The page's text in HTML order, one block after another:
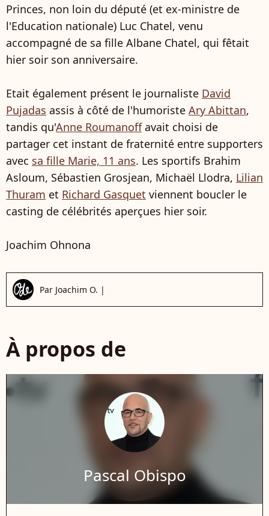
Princes, non loin du député (et ex-ministre de
l'Education nationale) Luc Chatel, venu
accompagné de sa fille Albane Chatel, qui fêtait
hier soir son anniversaire.
Etait également présent le journaliste David
Pujadas assis à côté de l'humoriste Ary Abittan,
tandis qu'Anne Roumanoffavait choisi de
partager cet instant de fraternité entre supporters
avec sa fille Marie, 11 ans. Les sportifs Brahim
Asloum, Sébastien Grosjean, Michaël Llodra, Lilian
Thuram et Richard Gasquet viennent boucler le
casting de célébrités aperçues hier soir.
Joachim Ohnona
Par Joachim O. |
À propos de
Pascal Obispo